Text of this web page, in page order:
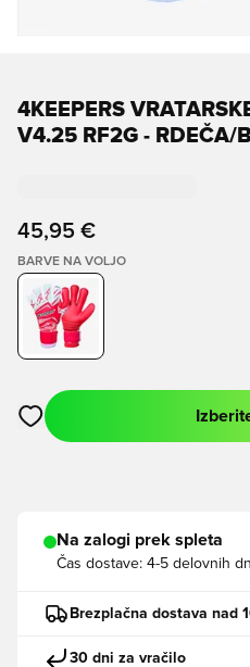
4KEEPERS
V4.25 RF2G - RDEČA/
45,95 €
BARVE NA VOLJO
Odpre Modal za prijavo ali
Na zalogi prek spleta
Čas dostave: 4-5 delovnih
Brezplačna dostava nad
30 dni za vračilo